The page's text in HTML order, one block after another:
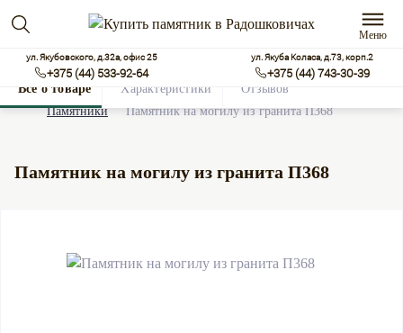
Меню
ул. Якубовского, д.32а, офис 25
+375 (44) 533-92-64
ул. Якуба Коласа, д.73, корп.2
+375 (44) 743-30-39
Памятники Памятник на могилу из гранита П368
Памятник на могилу из гранита П368
Все о товаре Характеристики Отзывов